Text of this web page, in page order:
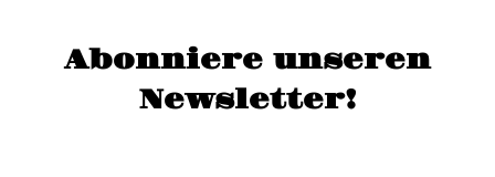
Abonniere unseren
Newsletter!